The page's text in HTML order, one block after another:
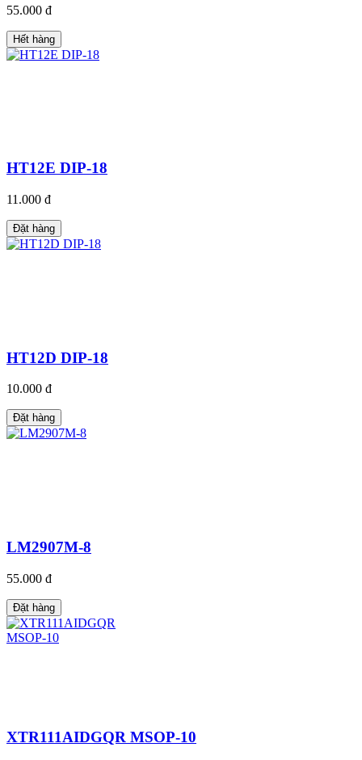
55.000 đ
Hết hàng
HT12E DIP-18
11.000 đ
Đặt hàng
HT12D DIP-18
10.000 đ
Đặt hàng
LM2907M-8
55.000 đ
Đặt hàng
XTR111AIDGQR MSOP-10